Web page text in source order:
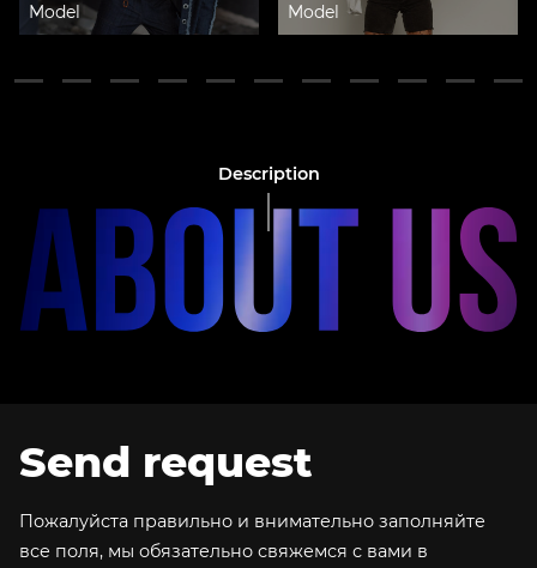
Model
Model
Description
Send request
Пожалуйста правильно и внимательно заполняйте
все поля, мы обязательно свяжемся с вами в